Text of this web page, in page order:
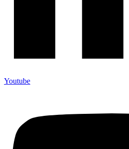
Youtube